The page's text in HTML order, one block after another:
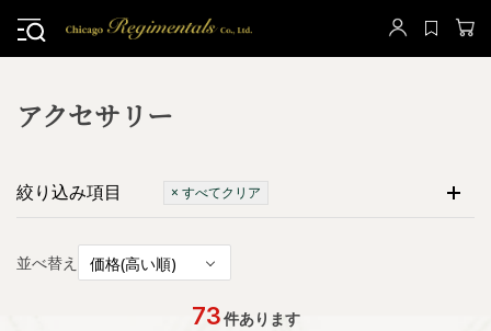
アクセサリー
絞り込み項目 × すべてクリア
並べ替え
73件あります